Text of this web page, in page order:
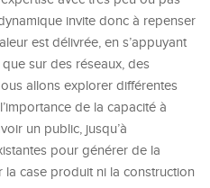
invite donc à repenser
est délivrée, en s’appuyant
sur des réseaux, des
allons explorer différentes
de la capacité à
un public, jusqu’à
pour générer de la
case produit ni la construction